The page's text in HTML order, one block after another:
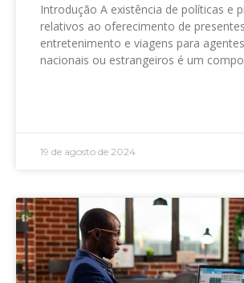
Introdução A existência de políticas e
relativos ao oferecimento de
entretenimento e viagens para
nacionais ou estrangeiros é um
19 de agosto de 2024